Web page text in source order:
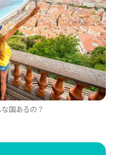
国あるの？